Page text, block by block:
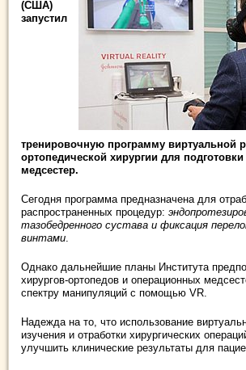
(США)
запустил
тренировочную программу виртуальной
ортопедической хирургии для
медсестер.
Сегодня программа предназначена для
распространенных процедур:
тазобедренного сустава и фиксация
винтами.
Однако дальнейшие планы Института
хирургов-ортопедов и операционных
спектру манипуляций с помощью VR.
Надежда на то, что использование
изучения и отработки хирургических
улучшить клинические результаты для